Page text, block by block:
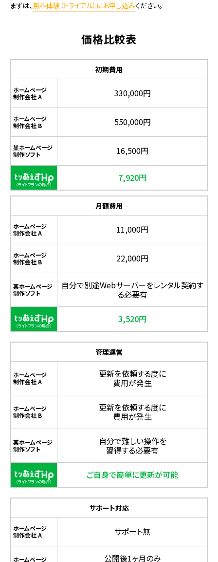
まずは、 無料体験（トライアル）にお申し込みください。
価格比較表
初期費用
ホームページ
制作会社 A
330,000円
ホームページ
制作会社 B
550,000円
某ホームページ
制作ソフト
16,500円
7,920円
月額費用
ホームページ
制作会社 A
11,000円
ホームページ
制作会社 B
22,000円
某ホームページ
制作ソフト
自分で別途Webサーバーをレンタル契約す
る必要有
3,520円
管理運営
ホームページ
制作会社 A
更新を依頼する度に
費用が発生
ホームページ
制作会社 B
更新を依頼する度に
費用が発生
某ホームページ
制作ソフト
自分で難しい操作を
習得する必要有
ご自身で簡単に更新が可能
サポート対応
ホームページ
制作会社 A
サポート無
ホームページ
公開後1ヶ月のみ